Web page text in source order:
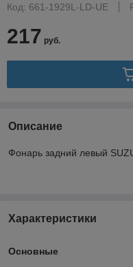
Код: 661-1929L-LD-UE
217 руб.
Описание
Фонарь задний левый
Характеристики
Основные